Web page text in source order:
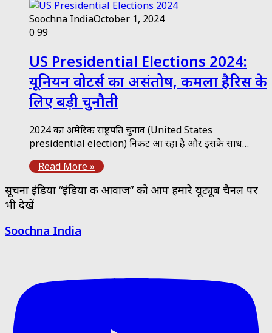
Soochna IndiaOctober 1, 2024
099
US Presidential Elections 2024:
यूनियन वोटर्स का असंतोष, कमला हैरिस के
लिए बड़ी चुनौती
2024 का अमेरिकी राष्ट्रपति चुनाव (United States
presidential election) निकट आ रहा है और इसके साथ…
Read More »
सूचना इंडिया “इंडिया की आवाज” को आप हमारे यूट्यूब चैनल पर
भी देखें
Soochna India